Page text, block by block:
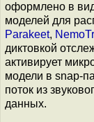
оформлено в
моделей для
Parakeet,
диктовкой
активирует
модели в snap-
поток из
данных.